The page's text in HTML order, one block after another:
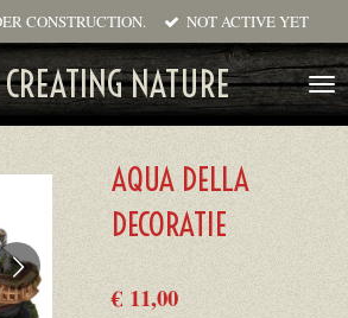
CREATING NATURE
CONSTRUCTION. NOT ACTIVE YET
AQUA DELLA
DECORATIE
€ 11,00